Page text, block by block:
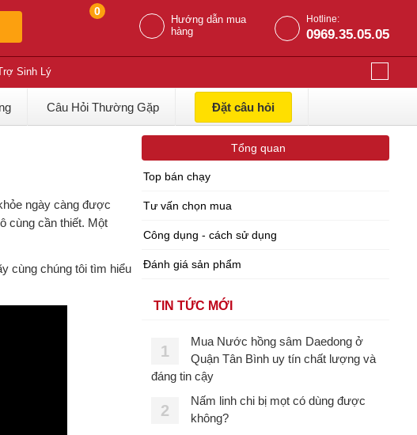
0
Hướng dẫn mua
hàng
Hotline:
0969.35.05.05
Sinh Lý
Câu Hỏi Thường Gặp Đặt câu hỏi
ngày càng được
cùng cần thiết. Một
cùng chúng tôi tìm hiểu
Tổng quan
Top bán chạy
Tư vấn chọn mua
Công dụng - cách sử dụng
Đánh giá sản phẩm
TIN TỨC MỚI
1
Mua Nước hồng sâm Daedong ở
Quận Tân Bình uy tín chất lượng và
đáng tin cậy
2
Nấm linh chi bị mọt có dùng được
không?